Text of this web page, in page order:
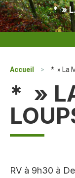
* »
Accueil > * » La
* »
RV à 9h30 à